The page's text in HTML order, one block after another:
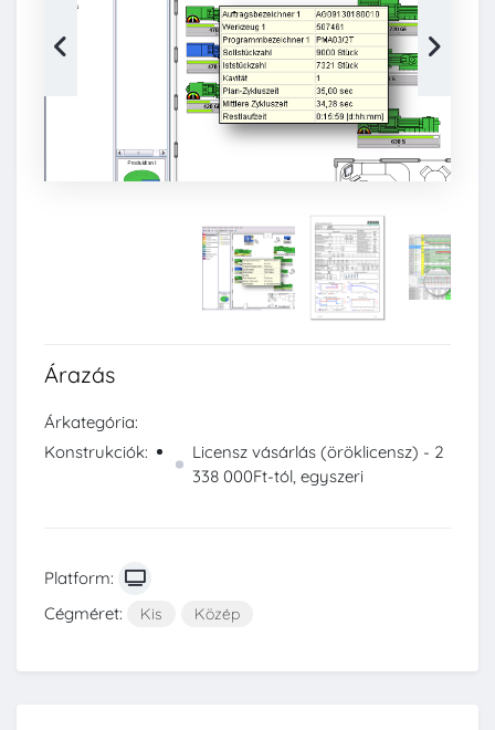
Árazás
Árkategória:
Konstrukciók:
Licensz vásárlás (öröklicensz) - 2
338 000Ft-tól, egyszeri
Platform:
Cégméret:
Kis Közép